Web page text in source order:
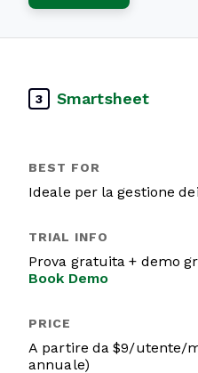
3 Smartsheet
Ideale per la gestione
Prova gratuita + demo
Book Demo
A partire da $9/utente/
annuale)